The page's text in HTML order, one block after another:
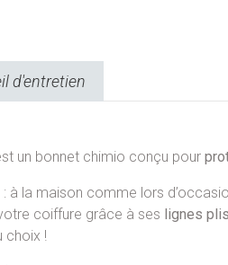
d'entretien
un bonnet chimio conçu pour
à la maison comme lors
coiffure grâce à ses lignes
choix !